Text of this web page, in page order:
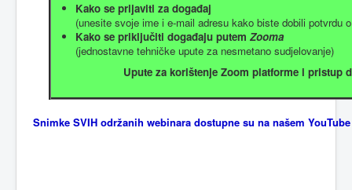
Kako se prijaviti za događaj
(unesite svoje ime i e-mail adresu kako biste dobili potvrdu
Kako se priključiti događaju putem Zooma
(jednostavne tehničke upute za nesmetano sudjelovanje)
Upute za korištenje Zoom platforme i pristup
Snimke SVIH održanih webinara dostupne su na našem